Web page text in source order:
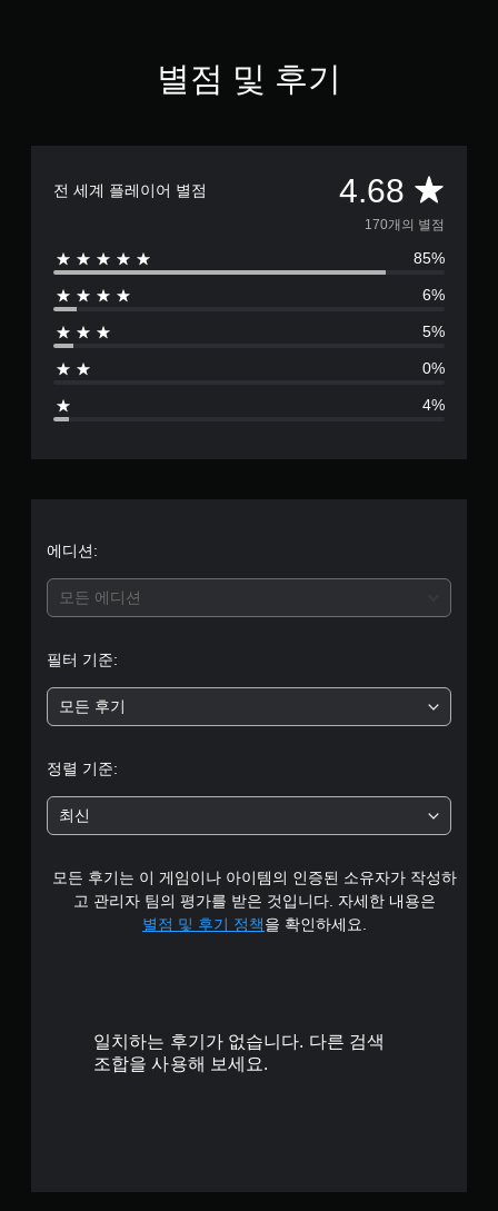
별점 및 후기
전 세계 플레이어 별점 4.68 총
1
7
점
별
중
균
4
.
170개의 별점
85%
6%
5%
0%
4%
에디션:
모든 에디션
필터 기준:
모든 후기
정렬 기준:
최신
모든 후기는 이 게임이나 아이템의 인증된 소유자가 작성하
고 관리자 팀의 평가를 받은 것입니다. 자세한 내용은
별점 및 후기 정책을 확인하세요.
일치하는 후기가 없습니다. 다른 검색
조합을 사용해 보세요.